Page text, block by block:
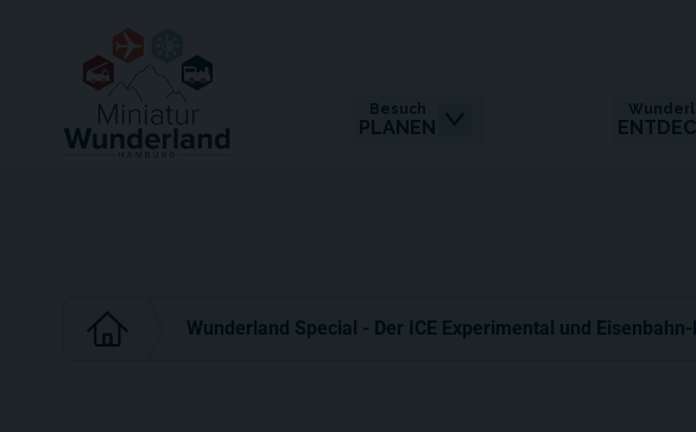
Besuch
PLANEN
Wunderland Special - Der ICE Experimental und